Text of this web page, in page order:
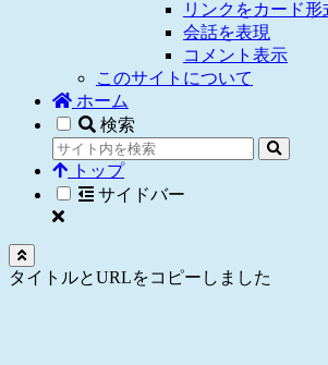
リンクをカード形
会話を表現
コメント表示
このサイトについて
ホーム
検索
トップ
サイドバー
タイトルとURLをコピーしました